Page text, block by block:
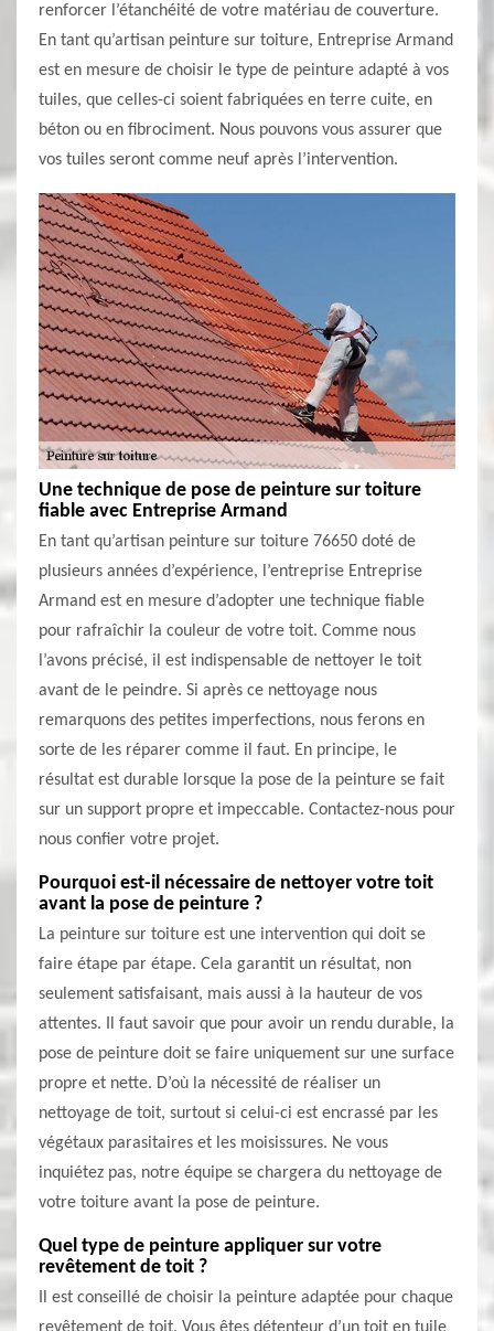
renforcer l’étanchéité de votre matériau de couverture.
En tant qu’artisan peinture sur toiture, Entreprise Armand
est en mesure de choisir le type de peinture adapté à vos
tuiles, que celles-ci soient fabriquées en terre cuite, en
béton ou en fibrociment. Nous pouvons vous assurer que
vos tuiles seront comme neuf après l’intervention.
Une technique de pose de peinture sur toiture
fiable avec Entreprise Armand
En tant qu’artisan peinture sur toiture 76650 doté de
plusieurs années d’expérience, l’entreprise Entreprise
Armand est en mesure d’adopter une technique fiable
pour rafraîchir la couleur de votre toit. Comme nous
l’avons précisé, il est indispensable de nettoyer le toit
avant de le peindre. Si après ce nettoyage nous
remarquons des petites imperfections, nous ferons en
sorte de les réparer comme il faut. En principe, le
résultat est durable lorsque la pose de la peinture se fait
sur un support propre et impeccable. Contactez-nous pour
nous confier votre projet.
Pourquoi est-il nécessaire de nettoyer votre toit
avant la pose de peinture ?
La peinture sur toiture est une intervention qui doit se
faire étape par étape. Cela garantit un résultat, non
seulement satisfaisant, mais aussi à la hauteur de vos
attentes. Il faut savoir que pour avoir un rendu durable, la
pose de peinture doit se faire uniquement sur une surface
propre et nette. D’où la nécessité de réaliser un
nettoyage de toit, surtout si celui-ci est encrassé par les
végétaux parasitaires et les moisissures. Ne vous
inquiétez pas, notre équipe se chargera du nettoyage de
votre toiture avant la pose de peinture.
Quel type de peinture appliquer sur votre
revêtement de toit ?
Il est conseillé de choisir la peinture adaptée pour chaque